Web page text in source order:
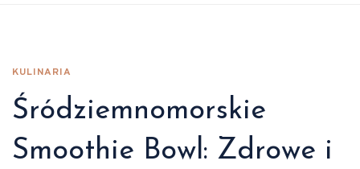
KULINARIA
Śródziemnomorskie
Smoothie Bowl: Zdrowe i